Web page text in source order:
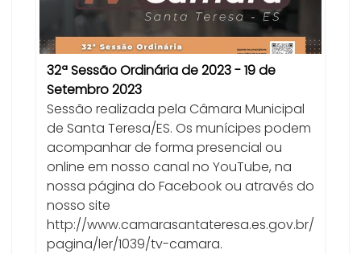
32ª Sessão Ordinária de 2023 - 19 de
Setembro 2023
Sessão realizada pela Câmara Municipal
de Santa Teresa/ES. Os munícipes podem
acompanhar de forma presencial ou
online em nosso canal no YouTube, na
nossa página do Facebook ou através do
nosso site
http://www.camarasantateresa.es.gov.br/
pagina/ler/1039/tv-camara.